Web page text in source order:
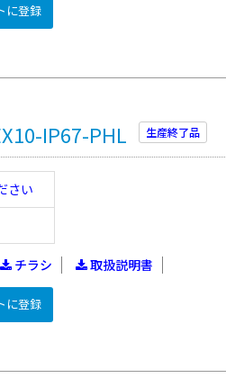
に登録
IP67-PHL 生産終了品
さい
チラシ 取扱説明書
に登録